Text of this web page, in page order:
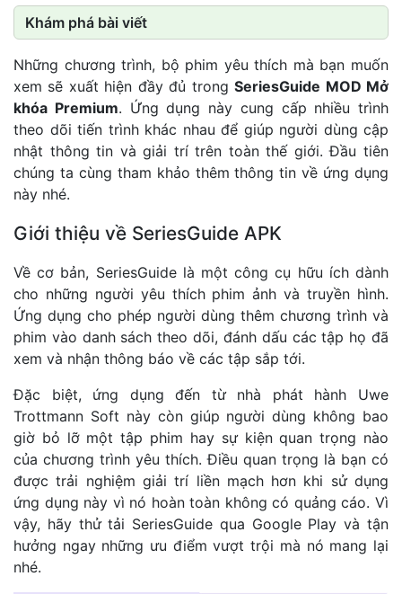
Khám phá bài viết
Những chương trình, bộ phim yêu thích mà bạn muốn
xem sẽ xuất hiện đầy đủ trongSeriesGuide MOD Mở
khóa Premium. Ứng dụng này cung cấp nhiều trình
theo dõi tiến trình khác nhau để giúp người dùng cập
nhật thông tin và giải trí trên toàn thế giới. Đầu tiên
chúng ta cùng tham khảo thêm thông tin về ứng dụng
này nhé.
Giới thiệu về SeriesGuide APK
Về cơ bản, SeriesGuide là một công cụ hữu ích dành
cho những người yêu thích phim ảnh và truyền hình.
Ứng dụng cho phép người dùng thêm chương trình và
phim vào danh sách theo dõi, đánh dấu các tập họ đã
xem và nhận thông báo về các tập sắp tới.
Đặc biệt, ứng dụng đến từ nhà phát hành Uwe
Trottmann Soft này còn giúp người dùng không bao
giờ bỏ lỡ một tập phim hay sự kiện quan trọng nào
của chương trình yêu thích. Điều quan trọng là bạn có
được trải nghiệm giải trí liền mạch hơn khi sử dụng
ứng dụng này vì nó hoàn toàn không có quảng cáo. Vì
vậy, hãy thử tải SeriesGuide qua Google Play và tận
hưởng ngay những ưu điểm vượt trội mà nó mang lại
nhé.